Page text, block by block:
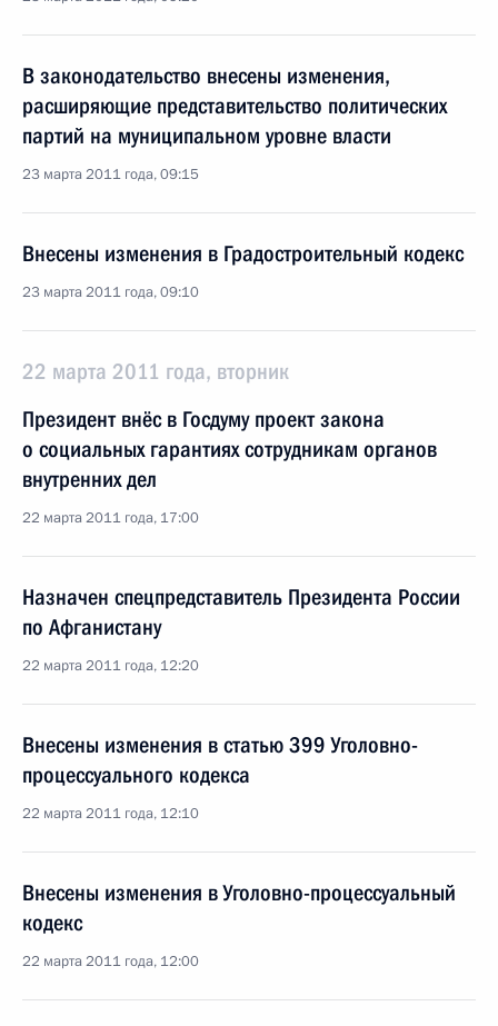
В законодательство внесены изменения,
расширяющие представительство политических
партий на муниципальном уровне власти
23 марта 2011 года, 09:15
Внесены изменения в Градостроительный кодекс
23 марта 2011 года, 09:10
22 марта 2011 года, вторник
Президент внёс в Госдуму проект закона
о социальных гарантиях сотрудникам органов
внутренних дел
22 марта 2011 года, 17:00
Назначен спецпредставитель Президента России
по Афганистану
22 марта 2011 года, 12:20
Внесены изменения в статью 399 Уголовно-
процессуального кодекса
22 марта 2011 года, 12:10
Внесены изменения в Уголовно-процессуальный
кодекс
22 марта 2011 года, 12:00